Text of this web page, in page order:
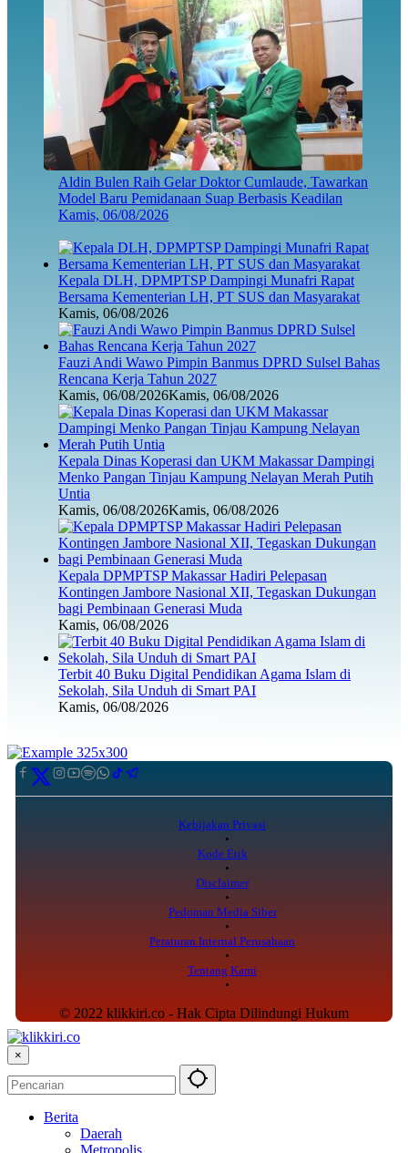
Aldin Bulen Raih Gelar Doktor Cumlaude, Tawarkan
Model Baru Pemidanaan Suap Berbasis Keadilan
Kamis, 06/08/2026
Kepala DLH, DPMPTSP Dampingi Munafri Rapat
Bersama Kementerian LH, PT SUS dan Masyarakat
Kamis, 06/08/2026
Fauzi Andi Wawo Pimpin Banmus DPRD Sulsel Bahas
Rencana Kerja Tahun 2027
Kamis, 06/08/2026Kamis, 06/08/2026
Kepala Dinas Koperasi dan UKM Makassar Dampingi
Menko Pangan Tinjau Kampung Nelayan Merah Putih
Untia
Kamis, 06/08/2026Kamis, 06/08/2026
Kepala DPMPTSP Makassar Hadiri Pelepasan
Kontingen Jambore Nasional XII, Tegaskan Dukungan
bagi Pembinaan Generasi Muda
Kamis, 06/08/2026
Terbit 40 Buku Digital Pendidikan Agama Islam di
Sekolah, Sila Unduh di Smart PAI
Kamis, 06/08/2026
Kebijakan Privasi
Kode Etik
Disclaimer
Pedoman Media Siber
Peraturan Internal Perusahaan
Tentang Kami
© 2022 klikkiri.co - Hak Cipta Dilindungi Hukum
×
Berita
Daerah